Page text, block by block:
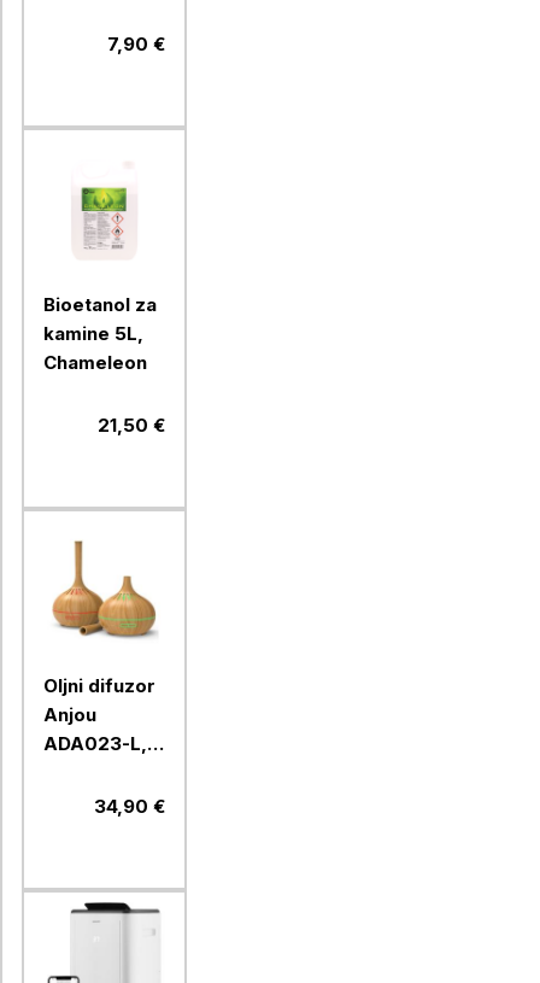
7,90 €
Bioetanol za
kamine 5L,
Chameleon
21,50 €
Oljni difuzor
Anjou
ADA023-L,
34,90 €